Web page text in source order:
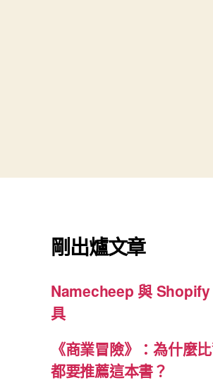
剛出爐文章
Namecheep 與
具
《商業冒險》：為什麼
都要推薦這本書？